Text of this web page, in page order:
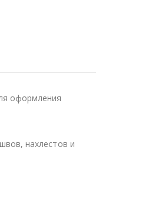
оформления
нахлестов и